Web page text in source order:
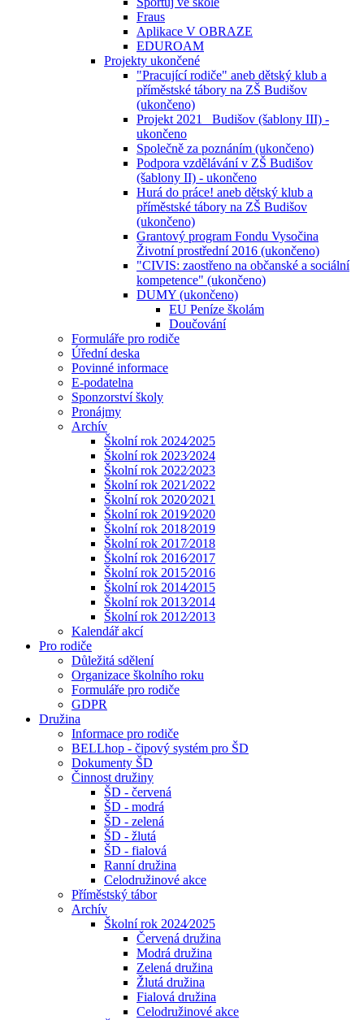
Fraus
Aplikace V OBRAZE
EDUROAM
Projekty ukončené
"Pracující rodiče" aneb dětský klub a
příměstské tábory na ZŠ Budišov
(ukončeno)
Projekt 2021_ Budišov (šablony III) -
ukončeno
Společně za poznáním (ukončeno)
Podpora vzdělávání v ZŠ Budišov
(šablony II) - ukončeno
Hurá do práce! aneb dětský klub a
příměstské tábory na ZŠ Budišov
(ukončeno)
Grantový program Fondu Vysočina
Životní prostřední 2016 (ukončeno)
"CIVIS: zaostřeno na občanské a sociální
kompetence" (ukončeno)
DUMY (ukončeno)
EU Peníze školám
Doučování
Formuláře pro rodiče
Úřední deska
Povinné informace
E-podatelna
Sponzorství školy
Pronájmy
Archív
Školní rok 2024⁄2025
Školní rok 2023⁄2024
Školní rok 2022⁄2023
Školní rok 2021⁄2022
Školní rok 2020⁄2021
Školní rok 2019⁄2020
Školní rok 2018⁄2019
Školní rok 2017⁄2018
Školní rok 2016⁄2017
Školní rok 2015⁄2016
Školní rok 2014⁄2015
Školní rok 2013⁄2014
Školní rok 2012⁄2013
Kalendář akcí
Pro rodiče
Důležitá sdělení
Organizace školního roku
Formuláře pro rodiče
GDPR
Družina
Informace pro rodiče
BELLhop - čipový systém pro ŠD
Dokumenty ŠD
Činnost družiny
ŠD - červená
ŠD - modrá
ŠD - zelená
ŠD - žlutá
ŠD - fialová
Ranní družina
Celodružinové akce
Příměstský tábor
Archív
Školní rok 2024⁄2025
Červená družina
Modrá družina
Zelená družina
Žlutá družina
Fialová družina
Celodružinové akce